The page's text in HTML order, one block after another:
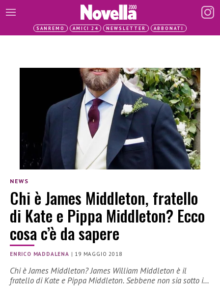
SANREMO AMICI 24 NEWSLETTER ABBONATI
NEWS
Chi è James Middleton, fratello
di Kate e Pippa Middleton? Ecco
cosa c’è da sapere
ENRICO MADDALENA | 19 MAGGIO 2018
Chi è James Middleton? James William Middleton è il
fratello di Kate e Pippa Middleton. Sebbene non sia sotto i…